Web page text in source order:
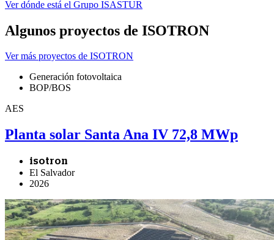
Ver dónde está el Grupo ISASTUR
Algunos proyectos de ISOTRON
Ver más proyectos de ISOTRON
Generación fotovoltaica
BOP/BOS
AES
Planta solar Santa Ana IV 72,8 MWp
isotron
El Salvador
2026